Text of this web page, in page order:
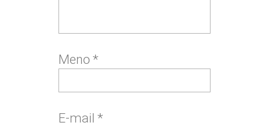
Meno *
E-mail *